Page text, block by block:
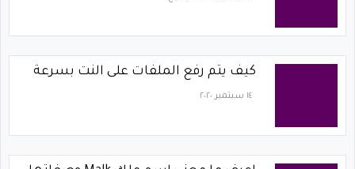
كيف يتم رفع الملفات على النت بسرعة
١٤ سبتمبر ٢٠٢٠